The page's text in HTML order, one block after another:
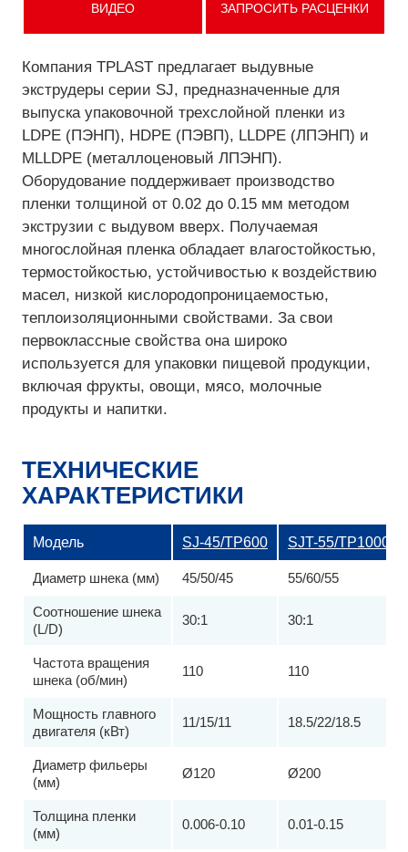
ВИДЕО ЗАПРОСИТЬ РАСЦЕНКИ
Компания TPLAST предлагает выдувные
экструдеры серии SJ, предназначенные для
выпуска упаковочной трехслойной пленки из
LDPE (ПЭНП), HDPE (ПЭВП), LLDPE (ЛПЭНП) и
MLLDPE (металлоценовый ЛПЭНП).
Оборудование поддерживает производство
пленки толщиной от 0.02 до 0.15 мм методом
экструзии с выдувом вверх. Получаемая
многослойная пленка обладает влагостойкостью,
термостойкостью, устойчивостью к воздействию
масел, низкой кислородопроницаемостью,
теплоизоляционными свойствами. За свои
первоклассные свойства она широко
используется для упаковки пищевой продукции,
включая фрукты, овощи, мясо, молочные
продукты и напитки.
ТЕХНИЧЕСКИЕ
ХАРАКТЕРИСТИКИ
Модель SJ-45/TP600 SJT-55/TP1000
Диаметр шнека (мм) 45/50/45 55/60/55
Соотношение шнека
(L/D)
30:1 30:1
Частота вращения
шнека (об/мин)
110 110
Мощность главного
двигателя (кВт)
11/15/11 18.5/22/18.5
Диаметр фильеры
(мм)
Ø120 Ø200
Толщина пленки
(мм)
0.006-0.10 0.01-0.15